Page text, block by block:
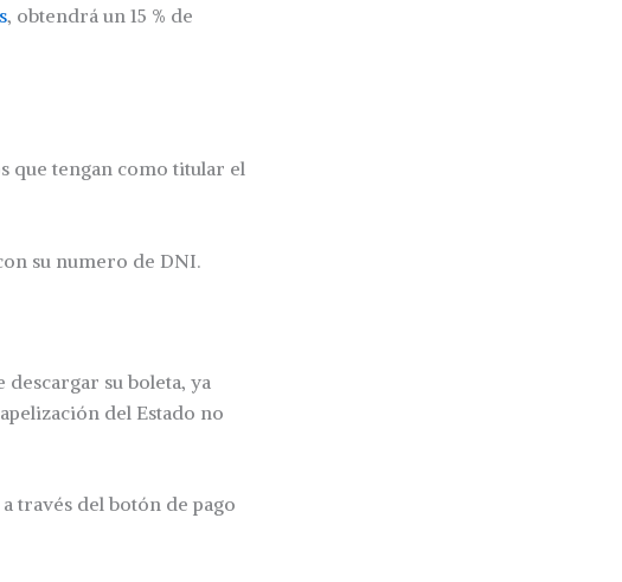
, obtendrá un 15 % de
que tengan como titular el
su numero de DNI.
su boleta, ya
del Estado no
través del botón de pago